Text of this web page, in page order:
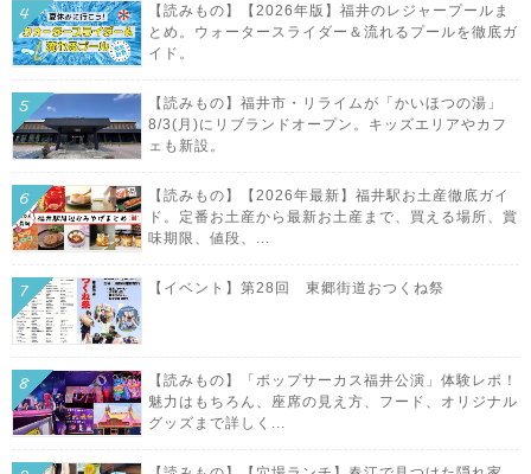
【読みもの】【2026年版】福井のレジャープールま
とめ。ウォータースライダー＆流れるプールを徹底ガ
イド。
【読みもの】福井市・リライムが「かいほつの湯」
8/3(月)にリブランドオープン。キッズエリアやカフ
ェも新設。
【読みもの】【2026年最新】福井駅お土産徹底ガイ
ド。定番お土産から最新お土産まで、買える場所、賞
味期限、値段、...
【イベント】第28回 東郷街道おつくね祭
【読みもの】「ポップサーカス福井公演」体験レポ！
魅力はもちろん、座席の見え方、フード、オリジナル
グッズまで詳しく...